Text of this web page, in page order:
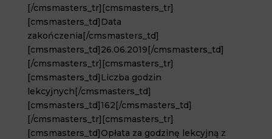
[/cmsmasters_tr][cmsmasters_tr]
[cmsmasters_td]Data
zakończenia[/cmsmasters_td]
[cmsmasters_td]26.06.2019[/cmsmasters_td]
[/cmsmasters_tr][cmsmasters_tr]
[cmsmasters_td]Liczba godzin
lekcyjnych[/cmsmasters_td]
[cmsmasters_td]162[/cmsmasters_td]
[/cmsmasters_tr][cmsmasters_tr]
[cmsmasters_td]Opłata za godzinę lekcyjną z